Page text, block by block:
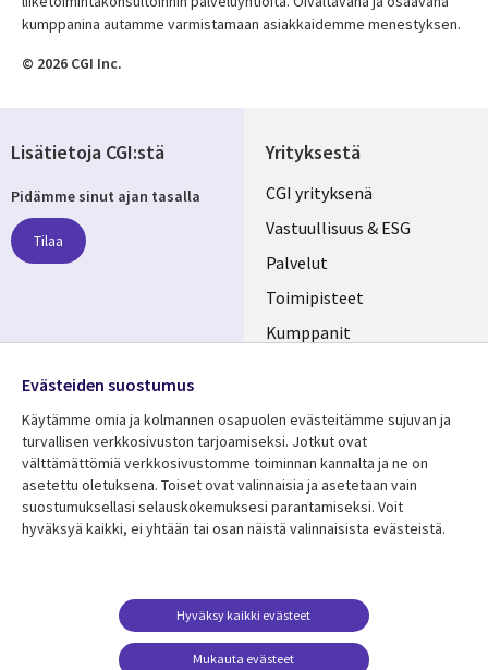
kumppanina autamme varmistamaan asiakkaidemme menestyksen.
© 2026 CGI Inc.
Yrityksestä
Useful
links
FINLAND
CGI yrityksenä
Vastuullisuus & ESG
Palvelut
Toimipisteet
Kumppanit
Resurssikeskus
Library
FINLAND
Asiakastarinat
Lisätietoa
Legal
Tietosuoja
Käyttöehdot
Yhteystiedot
Lisätietoja CGI:stä
Pidämme sinut ajan tasalla
Tilaa
Media
FINLAND
Evästeiden suostumus
Käytämme omia ja kolmannen osapuolen evästeitämme sujuvan ja
turvallisen verkkosivuston tarjoamiseksi. Jotkut ovat
välttämättömiä verkkosivustomme toiminnan kannalta ja ne on
asetettu oletuksena. Toiset ovat valinnaisia ​​ja asetetaan vain
suostumuksellasi selauskokemuksesi parantamiseksi. Voit
hyväksyä kaikki, ei yhtään tai osan näistä valinnaisista evästeistä.
Mukauta evästeet
Hyväksy kaikki evästeet